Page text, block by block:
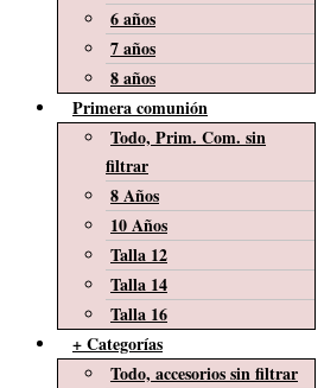
6 años
7 años
8 años
Primera comunión
Todo, Prim. Com. sin
filtrar
8 Años
10 Años
Talla 12
Talla 14
Talla 16
+ Categorías
Todo, accesorios sin filtrar